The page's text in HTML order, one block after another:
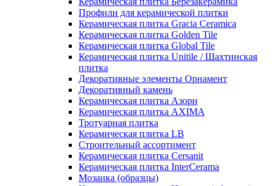
Профили для керамической плитки
Керамическая плитка Gracia Ceramica
Керамическая плитка Golden Tile
Керамическая плитка Global Tile
Керамическая плитка Unitile / Шахтинская
плитка
Декоративные элементы Орнамент
Декоративный камень
Керамическая плитка Азори
Керамическая плитка AXIMA
Тротуарная плитка
Керамическая плитка LB
Строительный ассортимент
Керамическая плитка Cersanit
Керамическая плитка InterCerama
Мозаика (образцы)